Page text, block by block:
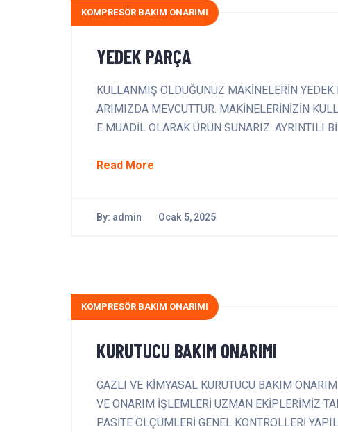
KOMPRESÖR BAKIM ONARIMI
YEDEK PARÇA
KULLANMIŞ OLDUĞUNUZ MAKİNELERİN
ARIMIZDA MEVCUTTUR. MAKİNELERİNİZİN
E MUADİL OLARAK ÜRÜN SUNARIZ. AYRINTILI
Read More
By: admin Ocak 5, 2025
KOMPRESÖR BAKIM ONARIMI
KURUTUCU BAKIM ONARIMI
GAZLI VE KİMYASAL KURUTUCU BAKIM
VE ONARIM İŞLEMLERİ UZMAN EKİPLERİMİZ
PASİTE ÖLÇÜMLERİ GENEL KONTROLLERİ